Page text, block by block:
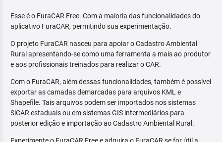
Esse é o FuraCAR Free. Com a maioria das funcionalidades do
aplicativo FuraCAR, permitindo sua experimentação.
O projeto FuraCAR nasceu para apoiar o Cadastro Ambiental
Rural apresentando-se como uma ferramenta a mais ao produtor
e aos profissionais treinados para realizar o CAR.
Com o FuraCAR, além dessas funcionalidades, também é possível
exportar as camadas demarcadas para arquivos KML e
Shapefile. Tais arquivos podem ser importados nos sistemas
SiCAR estaduais ou em sistemas GIS intermediários para
posterior edição e importação ao Cadastro Ambiental Rural.